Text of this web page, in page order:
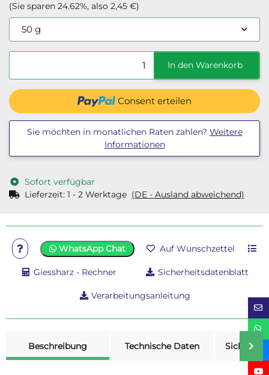
(Sie sparen 24.62%, also 2,45 €)
50 g
In den Warenkorb
Consent erteilen
Sie möchten in monatlichen Raten zahlen? Weitere
Informationen
Sofort verfügbar
Lieferzeit: 1 - 2 Werktage (DE - Ausland abweichend)
WhatsApp Chat Auf Wunschzettel
Giessharz - Rechner Sicherheitsdatenblatt
Verarbeitungsanleitung
Beschreibung
Technische Daten